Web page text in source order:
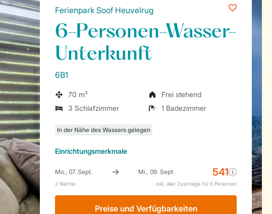
Ferienpark Soof Heuvelrug
6-Personen-Wasser-
Unterkunft
6B1
70 m²
Frei stehend
3 Schlafzimmer
1 Badezimmer
Einrichtungsmerkmale
Preise und Verfügbarkeiten